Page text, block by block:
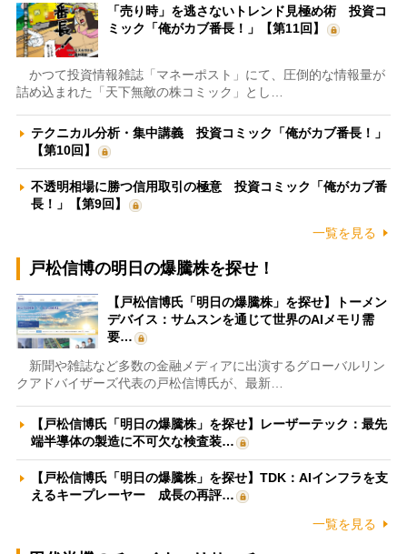
「売り時」を逃さないトレンド見極め術 投資コ
ミック「俺がカブ番長！」【第11回】
かつて投資情報雑誌「マネーポスト」にて、圧倒的な情報量が
詰め込まれた「天下無敵の株コミック」とし…
テクニカル分析・集中講義 投資コミック「俺がカブ番長！」
【第10回】
不透明相場に勝つ信用取引の極意 投資コミック「俺がカブ番
長！」【第9回】
一覧を見る
戸松信博の明日の爆騰株を探せ！
【戸松信博氏「明日の爆騰株」を探せ】トーメン
デバイス：サムスンを通じて世界のAIメモリ需
要…
新聞や雑誌など多数の金融メディアに出演するグローバルリン
クアドバイザーズ代表の戸松信博氏が、最新…
【戸松信博氏「明日の爆騰株」を探せ】レーザーテック：最先
端半導体の製造に不可欠な検査装…
【戸松信博氏「明日の爆騰株」を探せ】TDK：AIインフラを支
えるキープレーヤー 成長の再評…
一覧を見る